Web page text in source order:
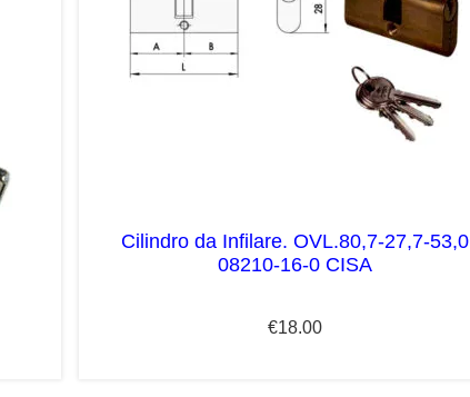
Cilindro da Infilare. OVL.80,7-27,7-53,0
08210-16-0 CISA
€18.00